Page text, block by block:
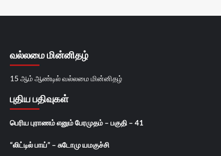
வல்லமை மின்னிதழ்
15 ஆம் ஆண்டில் வல்லமை மின்னிதழ்
புதிய பதிவுகள்
பெரிய புராணம் எனும் பேரமுதம் – பகுதி – 41
“லிட்டில் பாய்” – சுடோமு யமகுச்சி